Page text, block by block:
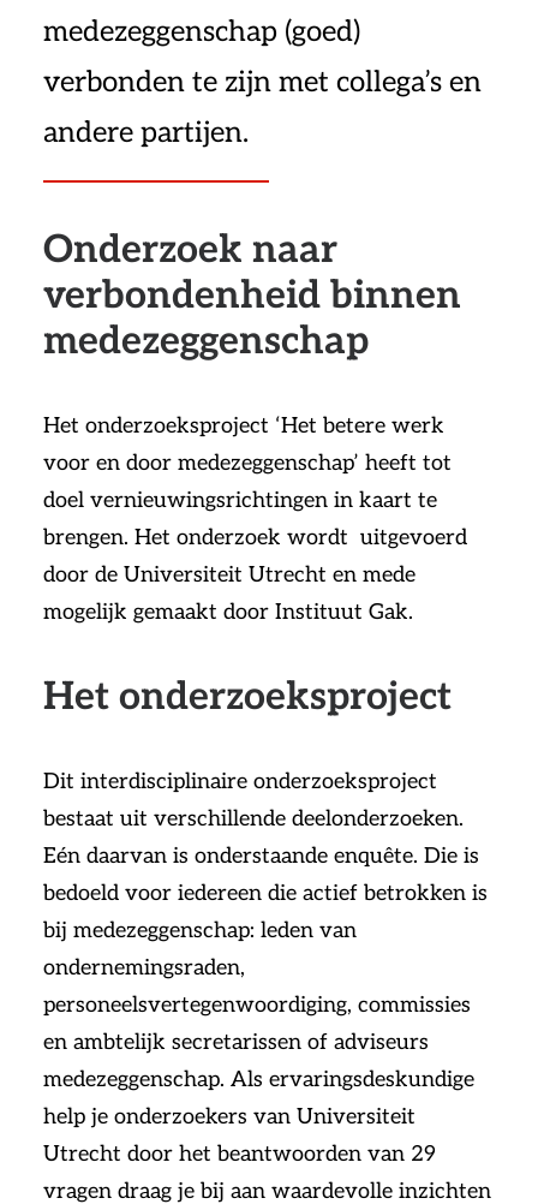
medezeggenschap (goed)
verbonden te zijn met collega’s en
andere partijen.
Onderzoek naar
verbondenheid binnen
medezeggenschap
Het onderzoeksproject ‘Het betere werk
voor en door medezeggenschap’ heeft tot
doel vernieuwingsrichtingen in kaart te
brengen. Het onderzoek wordt uitgevoerd
door de Universiteit Utrecht en mede
mogelijk gemaakt door Instituut Gak.
Het onderzoeksproject
Dit interdisciplinaire onderzoeksproject
bestaat uit verschillende deelonderzoeken.
Eén daarvan is onderstaande enquête. Die is
bedoeld voor iedereen die actief betrokken is
bij medezeggenschap: leden van
ondernemingsraden,
personeelsvertegenwoordiging, commissies
en ambtelijk secretarissen of adviseurs
medezeggenschap. Als ervaringsdeskundige
help je onderzoekers van Universiteit
Utrecht door het beantwoorden van 29
vragen draag je bij aan waardevolle inzichten